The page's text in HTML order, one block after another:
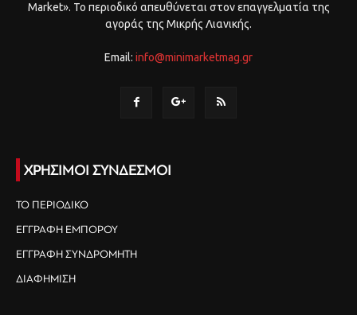
Market». Το περιοδικό απευθύνεται στον επαγγελματία της
αγοράς της Μικρής Λιανικής.
Email: info@minimarketmag.gr
ΧΡΗΣΙΜΟΙ ΣΥΝΔΕΣΜΟΙ
ΤΟ ΠΕΡΙΟΔΙΚΟ
ΕΓΓΡΑΦΗ ΕΜΠΟΡΟΥ
ΕΓΓΡΑΦΗ ΣΥΝΔΡΟΜΗΤΗ
ΔΙΑΦΗΜΙΣΗ